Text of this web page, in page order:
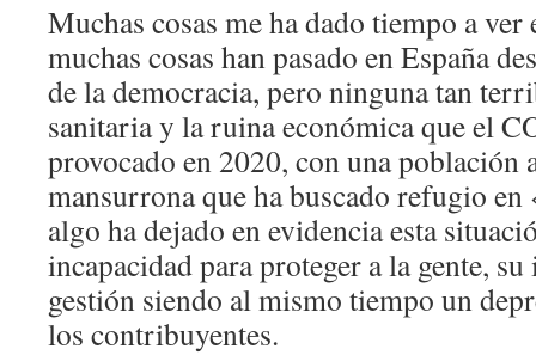
Muchas cosas me ha dado tiempo a ver
muchas cosas han pasado en España
de la democracia, pero ninguna tan
sanitaria y la ruina económica que el
provocado en 2020, con una población
mansurrona que ha buscado refugio en
algo ha dejado en evidencia esta
incapacidad para proteger a la gente,
gestión siendo al mismo tiempo un
los contribuyentes.